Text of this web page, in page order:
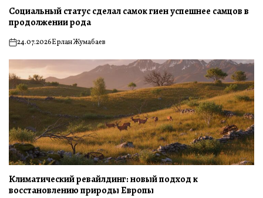
Социальный статус сделал самок гиен успешнее самцов в
продолжении рода
on24.07.2026Ерлан Жумабаев
Климатический ревайлдинг: новый подход к
восстановлению природы Европы